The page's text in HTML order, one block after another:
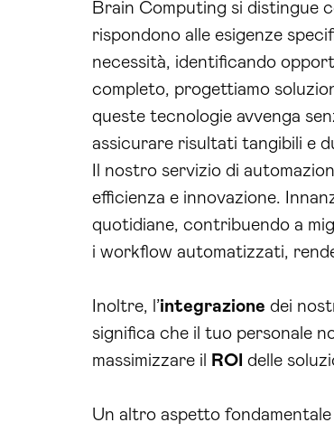
Brain Computing si distingue
rispondono alle esigenze
necessità, identificando
completo, progettiamo
queste tecnologie avvenga
assicurare risultati tangibili e
Il nostro servizio di
efficienza e innovazione.
quotidiane, contribuendo a
i workflow automatizzati,
Inoltre, l’integrazione dei
significa che il tuo personale
massimizzare il
ROI delle
Un altro aspetto